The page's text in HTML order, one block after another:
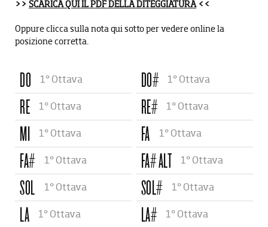
>> SCARICA QUI IL PDF DELLA DITEGGIATURA<<
Oppure clicca sulla nota qui sotto per vedere online la
posizione corretta.
DO 1° Ottava DO# 1° Ottava
RE 1° Ottava RE# 1° Ottava
MI 1° Ottava FA 1° Ottava
FA# 1° Ottava FA# ALT 1° Ottava
SOL 1° Ottava SOL# 1° Ottava
LA 1° Ottava LA# 1° Ottava